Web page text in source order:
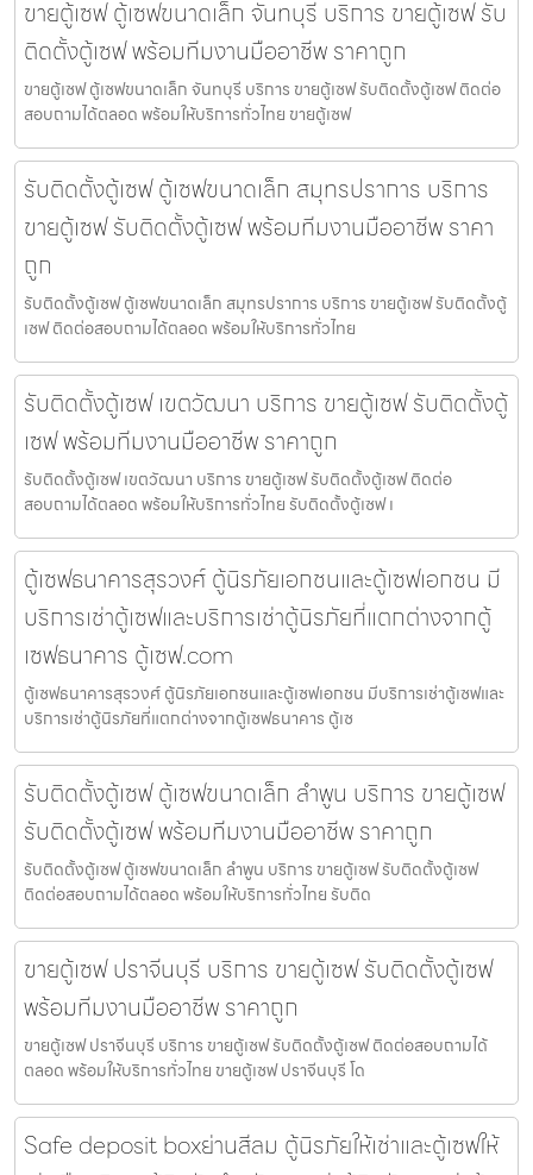
ขายตู้เซฟ ตู้เซฟขนาดเล็ก จันทบุรี บริการ ขายตู้เซฟ รับ
ติดตั้งตู้เซฟ พร้อมทีมงานมืออาชีพ ราคาถูก
ขายตู้เซฟ ตู้เซฟขนาดเล็ก จันทบุรี บริการ ขายตู้เซฟ รับติดตั้งตู้เซฟ ติดต่อ
สอบถามได้ตลอด พร้อมให้บริการทั่วไทย ขายตู้เซฟ
รับติดตั้งตู้เซฟ ตู้เซฟขนาดเล็ก สมุทรปราการ บริการ
ขายตู้เซฟ รับติดตั้งตู้เซฟ พร้อมทีมงานมืออาชีพ ราคา
ถูก
รับติดตั้งตู้เซฟ ตู้เซฟขนาดเล็ก สมุทรปราการ บริการ ขายตู้เซฟ รับติดตั้งตู้
เซฟ ติดต่อสอบถามได้ตลอด พร้อมให้บริการทั่วไทย
รับติดตั้งตู้เซฟ เขตวัฒนา บริการ ขายตู้เซฟ รับติดตั้งตู้
เซฟ พร้อมทีมงานมืออาชีพ ราคาถูก
รับติดตั้งตู้เซฟ เขตวัฒนา บริการ ขายตู้เซฟ รับติดตั้งตู้เซฟ ติดต่อ
สอบถามได้ตลอด พร้อมให้บริการทั่วไทย รับติดตั้งตู้เซฟ เ
ตู้เซฟธนาคารสุรวงศ์ ตู้นิรภัยเอกชนและตู้เซฟเอกชน มี
บริการเช่าตู้เซฟและบริการเช่าตู้นิรภัยที่แตกต่างจากตู้
เซฟธนาคาร ตู้เซฟ.com
ตู้เซฟธนาคารสุรวงศ์ ตู้นิรภัยเอกชนและตู้เซฟเอกชน มีบริการเช่าตู้เซฟและ
บริการเช่าตู้นิรภัยที่แตกต่างจากตู้เซฟธนาคาร ตู้เซ
รับติดตั้งตู้เซฟ ตู้เซฟขนาดเล็ก ลำพูน บริการ ขายตู้เซฟ
รับติดตั้งตู้เซฟ พร้อมทีมงานมืออาชีพ ราคาถูก
รับติดตั้งตู้เซฟ ตู้เซฟขนาดเล็ก ลำพูน บริการ ขายตู้เซฟ รับติดตั้งตู้เซฟ
ติดต่อสอบถามได้ตลอด พร้อมให้บริการทั่วไทย รับติด
ขายตู้เซฟ ปราจีนบุรี บริการ ขายตู้เซฟ รับติดตั้งตู้เซฟ
พร้อมทีมงานมืออาชีพ ราคาถูก
ขายตู้เซฟ ปราจีนบุรี บริการ ขายตู้เซฟ รับติดตั้งตู้เซฟ ติดต่อสอบถามได้
ตลอด พร้อมให้บริการทั่วไทย ขายตู้เซฟ ปราจีนบุรี โด
Safe deposit boxย่านสีลม ตู้นิรภัยให้เช่าและตู้เซฟให้